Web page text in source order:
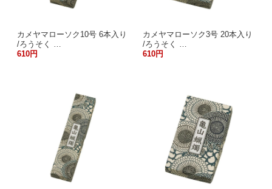
カメヤマローソク10号 6本入り
/ろうそく …
610円
カメヤマローソク3号 20本入り
/ろうそく …
610円